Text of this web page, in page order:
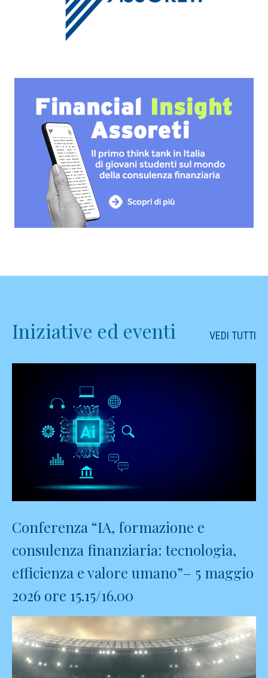
Iniziative ed eventi VEDI TUTTI
Conferenza “IA, formazione e
consulenza finanziaria: tecnologia,
efficienza e valore umano”– 5 maggio
2026 ore 15.15/16.00